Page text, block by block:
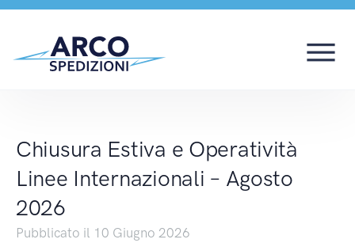
Chiusura Estiva e
Chiusura Estiva e Operatività
Linee Internazionali – Agosto
2026
Pubblicato il 10 Giugno 2026